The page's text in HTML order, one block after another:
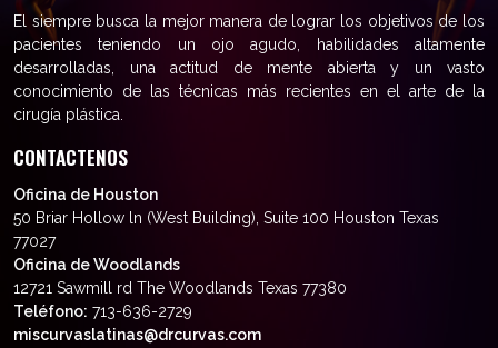
El siempre busca la mejor manera de lograr los objetivos de los
pacientes teniendo un ojo agudo, habilidades altamente
desarrolladas, una actitud de mente abierta y un vasto
conocimiento de las técnicas más recientes en el arte de la
cirugía plástica.
CONTACTENOS
Oficina de Houston
50 Briar Hollow ln (West Building), Suite 100 Houston Texas
77027
Oficina de Woodlands
12721 Sawmill rd The Woodlands Texas 77380
Teléfono: 713-636-2729
miscurvaslatinas@drcurvas.com